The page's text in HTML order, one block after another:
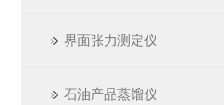
界面张力测定仪
石油产品蒸馏仪